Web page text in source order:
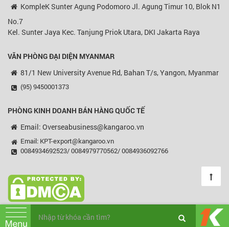
KompleK Sunter Agung Podomoro Jl. Agung Timur 10, Blok N1
No.7
Kel. Sunter Jaya Kec. Tanjung Priok Utara, DKI Jakarta Raya
VĂN PHÒNG ĐẠI DIỆN MYANMAR
81/1 New University Avenue Rd, Bahan T/s, Yangon, Myanmar
(95) 9450001373
PHÒNG KINH DOANH BÁN HÀNG QUỐC TẾ
Email: Overseabusiness@kangaroo.vn
Email: KPT-export@kangaroo.vn
0084934692523/ 0084979770562/ 0084936092766
© Copyright 2003 - 2018 Kangaroo, All rights reserved.